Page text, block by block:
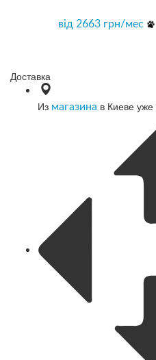
від 2663грн/мес
Доставка
Из магазина в Киеве уже